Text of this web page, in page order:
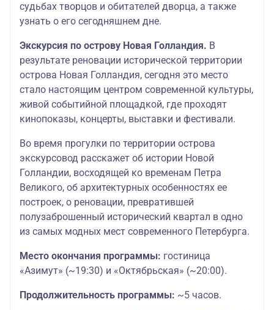
судьбах творцов и обитателей дворца, а также
узнать о его сегодняшнем дне.
Экскурсия по острову Новая Голландия. В
результате реновации исторической территории
острова Новая Голландия, сегодня это место
стало настоящим центром современной культуры,
живой событийной площадкой, где проходят
кинопоказы, концерты, выставки и фестивали.
Во время прогулки по территории острова
экскурсовод расскажет об истории Новой
Голландии, восходящей ко временам Петра
Великого, об архитектурных особенностях ее
построек, о реновации, превратившей
полузаброшенный исторический квартал в одно
из самых модных мест современного Петербурга.
Место окончания программы: гостиница
«Азимут» (~19:30) и «Октябрьская» (~20:00).
Продолжительность программы: ~5 часов.